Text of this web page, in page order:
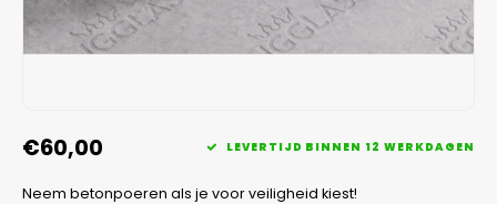
€60,00 LEVERTIJD BINNEN 12 WERKDAGEN
Neem betonpoeren als je voor veiligheid kiest!